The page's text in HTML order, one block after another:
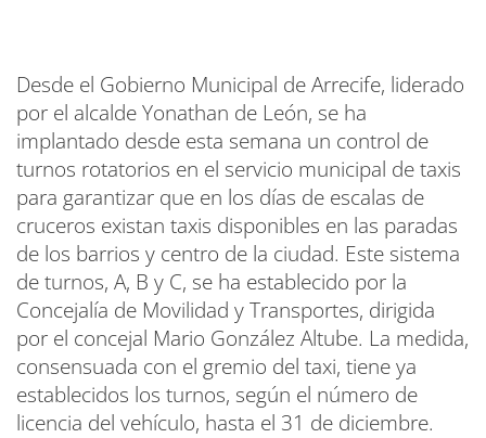
Desde el Gobierno Municipal de Arrecife, liderado
por el alcalde Yonathan de León, se ha
implantado desde esta semana un control de
turnos rotatorios en el servicio municipal de taxis
para garantizar que en los días de escalas de
cruceros existan taxis disponibles en las paradas
de los barrios y centro de la ciudad. Este sistema
de turnos, A, B y C, se ha establecido por la
Concejalía de Movilidad y Transportes, dirigida
por el concejal Mario González Altube. La medida,
consensuada con el gremio del taxi, tiene ya
establecidos los turnos, según el número de
licencia del vehículo, hasta el 31 de diciembre.